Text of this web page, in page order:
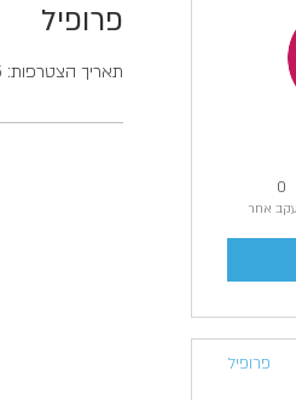
פרופיל
תאריך הצטרפות: 25 ביוני 2021
0
אחר
פרופיל